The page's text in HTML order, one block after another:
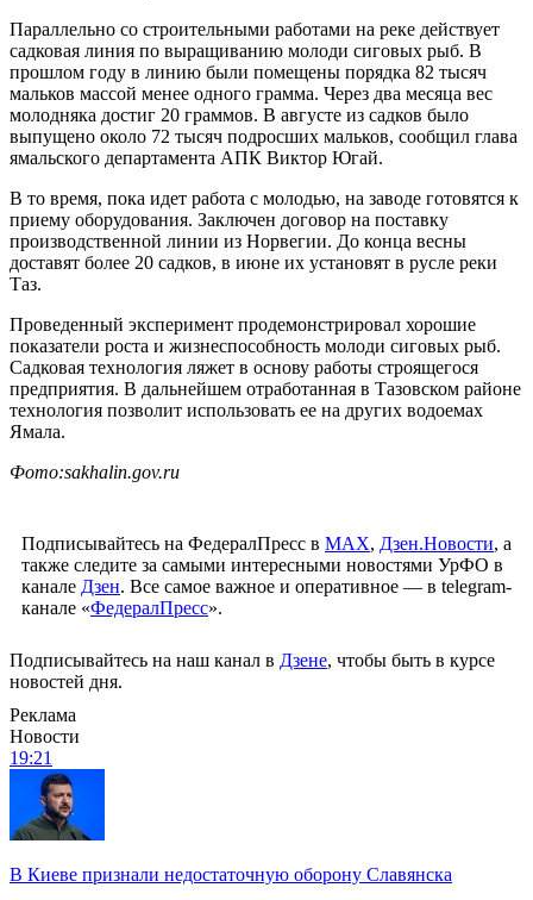
Параллельно со строительными работами на реке действует
садковая линия по выращиванию молоди сиговых рыб. В
прошлом году в линию были помещены порядка 82 тысяч
мальков массой менее одного грамма. Через два месяца вес
молодняка достиг 20 граммов. В августе из садков было
выпущено около 72 тысяч подросших мальков, сообщил глава
ямальского департамента АПК Виктор Югай.
В то время, пока идет работа с молодью, на заводе готовятся к
приему оборудования. Заключен договор на поставку
производственной линии из Норвегии. До конца весны
доставят более 20 садков, в июне их установят в русле реки
Таз.
Проведенный эксперимент продемонстрировал хорошие
показатели роста и жизнеспособность молоди сиговых рыб.
Садковая технология ляжет в основу работы строящегося
предприятия. В дальнейшем отработанная в Тазовском районе
технология позволит использовать ее на других водоемах
Ямала.
Фото:sakhalin.gov.ru
Подписывайтесь на ФедералПресс в МАХ, Дзен.Новости, а
также следите за самыми интересными новостями УрФО в
канале Дзен. Все самое важное и оперативное — в telegram-
канале «ФедералПресс».
Подписывайтесь на наш канал в Дзене, чтобы быть в курсе
новостей дня.
Реклама
Новости
19:21
В Киеве признали недостаточную оборону Славянска